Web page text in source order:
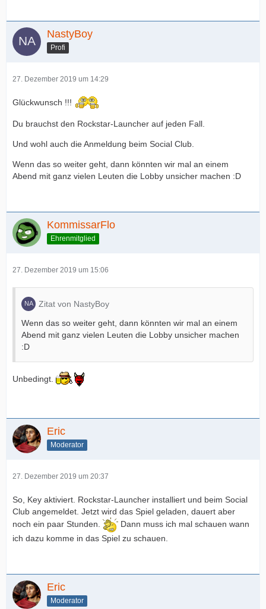
NastyBoy
Profi
27. Dezember 2019 um 14:29
Glückwunsch !!!
Du brauchst den Rockstar-Launcher auf jeden Fall.
Und wohl auch die Anmeldung beim Social Club.
Wenn das so weiter geht, dann könnten wir mal an einem
Abend mit ganz vielen Leuten die Lobby unsicher machen :D
KommissarFlo
Ehrenmitglied
27. Dezember 2019 um 15:06
Zitat von NastyBoy
Wenn das so weiter geht, dann könnten wir mal an einem
Abend mit ganz vielen Leuten die Lobby unsicher machen
:D
Unbedingt.
Eric
Moderator
27. Dezember 2019 um 20:37
So, Key aktiviert. Rockstar-Launcher installiert und beim Social
Club angemeldet. Jetzt wird das Spiel geladen, dauert aber
noch ein paar Stunden.
Dann muss ich mal schauen wann
ich dazu komme in das Spiel zu schauen.
Eric
Moderator